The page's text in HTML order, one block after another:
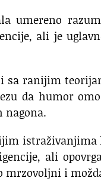
umereno
ali je
ranijim
da humor
nagona.
ali
i